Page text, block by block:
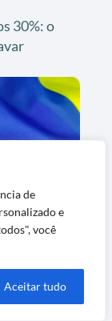
de
e
você
Aceitar tudo
30%: o
parada:
novas